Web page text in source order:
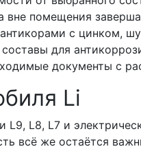
вне помещения
с цинком,
для
документы с
Li
L8, L7 и
всё же остаётся